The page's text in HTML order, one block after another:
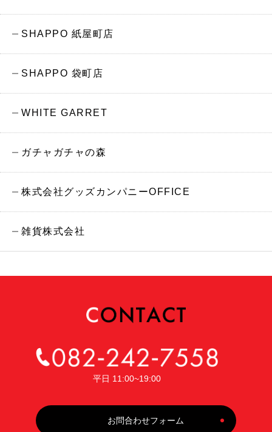
SHAPPO 紙屋町店
SHAPPO 袋町店
WHITE GARRET
ガチャガチャの森
株式会社グッズカンパニーOFFICE
雑貨株式会社
平日 11:00~19:00
お問合わせフォーム